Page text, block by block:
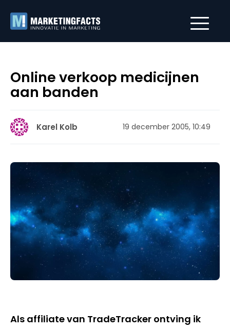
Online verkoop medicijnen
aan banden
Karel Kolb 19 december 2005, 10:49
Als affiliate van TradeTracker ontving ik